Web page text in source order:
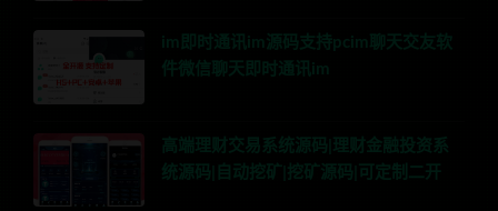
im即时通讯im源码支持pcim聊天交友软
件微信聊天即时通讯im
高端理财交易系统源码|理财金融投资系
统源码|自动挖矿|挖矿源码|可定制二开